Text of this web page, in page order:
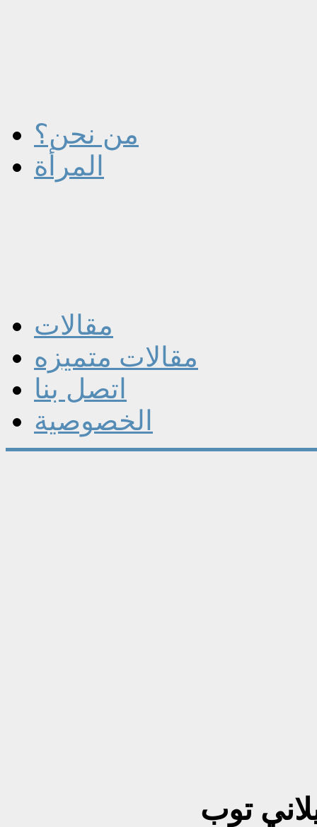
من نحن؟
المرأة
مقالات
مقالات متميزه
اتصل بنا
الخصوصية
توب